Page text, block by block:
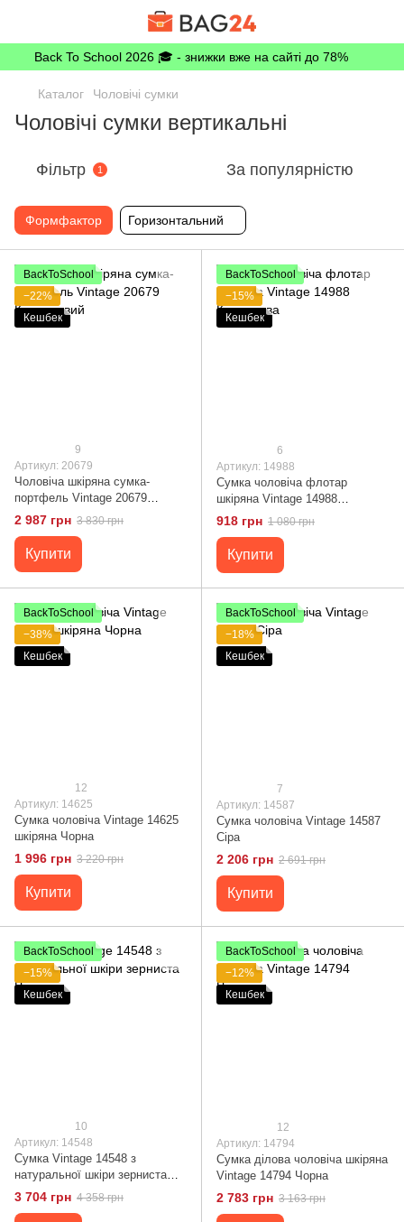
Back To School 2026 🎓 - знижки вже на сайті до 78%
Каталог Чоловічі сумки
Чоловічі сумки вертикальні
Фільтр 1 За популярністю
Формфактор Горизонтальний
BackToSchool
−22%
Кешбек
9
Артикул: 20679
Чоловіча шкіряна сумка-
портфель Vintage 20679
Коричневий
2 987 грн 3 830 грн
Купити
BackToSchool
−15%
Кешбек
6
Артикул: 14988
Сумка чоловіча флотар
шкіряна Vintage 14988
Коричнева
918 грн 1 080 грн
Купити
BackToSchool
−38%
Кешбек
12
Артикул: 14625
Сумка чоловіча Vintage 14625
шкіряна Чорна
1 996 грн 3 220 грн
Купити
BackToSchool
−18%
Кешбек
7
Артикул: 14587
Сумка чоловіча Vintage 14587
Сіра
2 206 грн 2 691 грн
Купити
BackToSchool
−15%
Кешбек
10
Артикул: 14548
Сумка Vintage 14548 з
натуральної шкіри зерниста
Чорна
3 704 грн 4 358 грн
BackToSchool
−12%
Кешбек
12
Артикул: 14794
Сумка ділова чоловіча шкіряна
Vintage 14794 Чорна
2 783 грн 3 163 грн